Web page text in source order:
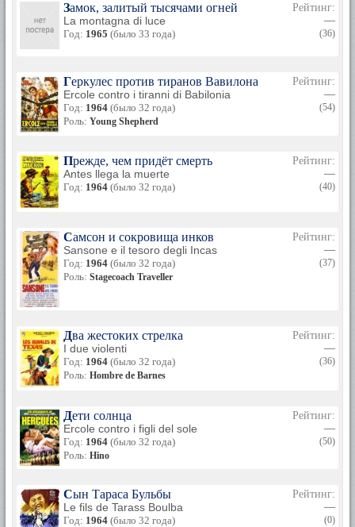
Замок, залитый тысячами огней
La montagna di luce
Год: 1965 (было 33 года)
Рейтинг:
—
(36)
Геркулес против тиранов Вавилона
Ercole contro i tiranni di Babilonia
Год: 1964 (было 32 года)
Роль: Young Shepherd
Рейтинг:
—
(54)
Прежде, чем придёт смерть
Antes llega la muerte
Год: 1964 (было 32 года)
Рейтинг:
—
(40)
Самсон и сокровища инков
Sansone e il tesoro degli Incas
Год: 1964 (было 32 года)
Роль: Stagecoach Traveller
Рейтинг:
—
(37)
Два жестоких стрелка
I due violenti
Год: 1964 (было 32 года)
Роль: Hombre de Barnes
Рейтинг:
—
(36)
Дети солнца
Ercole contro i figli del sole
Год: 1964 (было 32 года)
Роль: Hino
Рейтинг:
—
(50)
Сын Тараса Бульбы
Le fils de Tarass Boulba
Год: 1964 (было 32 года)
Рейтинг:
—
(0)